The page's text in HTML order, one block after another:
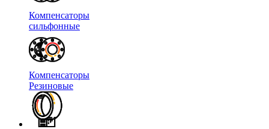
Компенсаторы
сильфонные
Компенсаторы
Резиновые